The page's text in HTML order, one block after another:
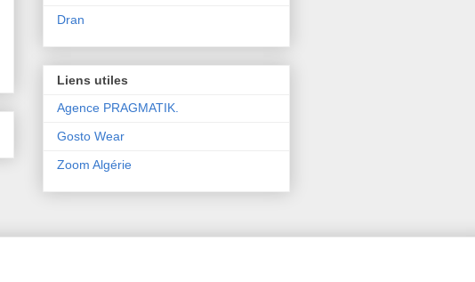
Dran
Liens utiles
Agence PRAGMATIK.
Gosto Wear
Zoom Algérie